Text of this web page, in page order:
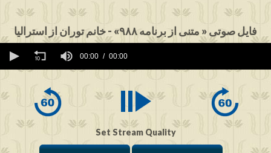
فایل صوتی « متنی از برنامه ۹۸۸» - خانم توران از استرالیا
seconds
00:00 00:00
Set Stream Quality